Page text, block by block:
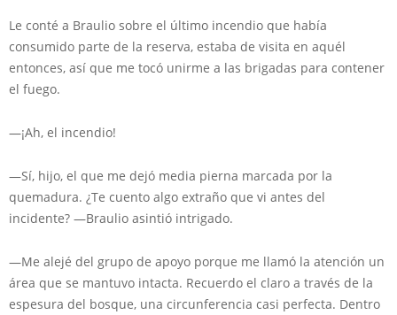
Le conté a Braulio sobre el último incendio que había
consumido parte de la reserva, estaba de visita en aquél
entonces, así que me tocó unirme a las brigadas para contener
el fuego.
—¡Ah, el incendio!
—Sí, hijo, el que me dejó media pierna marcada por la
quemadura. ¿Te cuento algo extraño que vi antes del
incidente? —Braulio asintió intrigado.
—Me alejé del grupo de apoyo porque me llamó la atención un
área que se mantuvo intacta. Recuerdo el claro a través de la
espesura del bosque, una circunferencia casi perfecta. Dentro